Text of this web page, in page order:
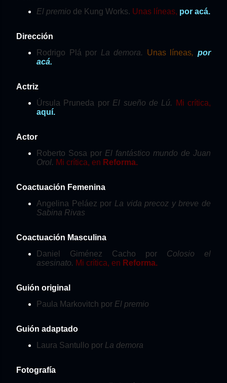
El premio de Kung Works. Unas líneas, por acá.
Dirección
Rodrigo Plá por La demora. Unas líneas, por
acá.
Actriz
Úrsula Pruneda por El sueño de Lú.
Mi crítica,
aquí.
Actor
Roberto Sosa por El fantástico mundo de Juan
Orol. Mi crítica, en Reforma.
Coactuación Femenina
Angelina Peláez por La vida precoz y breve de
Sabina Rivas
Coactuación Masculina
Daniel Giménez Cacho por Colosio el
asesinato. Mi crítica, en Reforma.
Guión original
Paula Markovitch por El premio
Guión adaptado
Laura Santullo por La demora
Fotografía